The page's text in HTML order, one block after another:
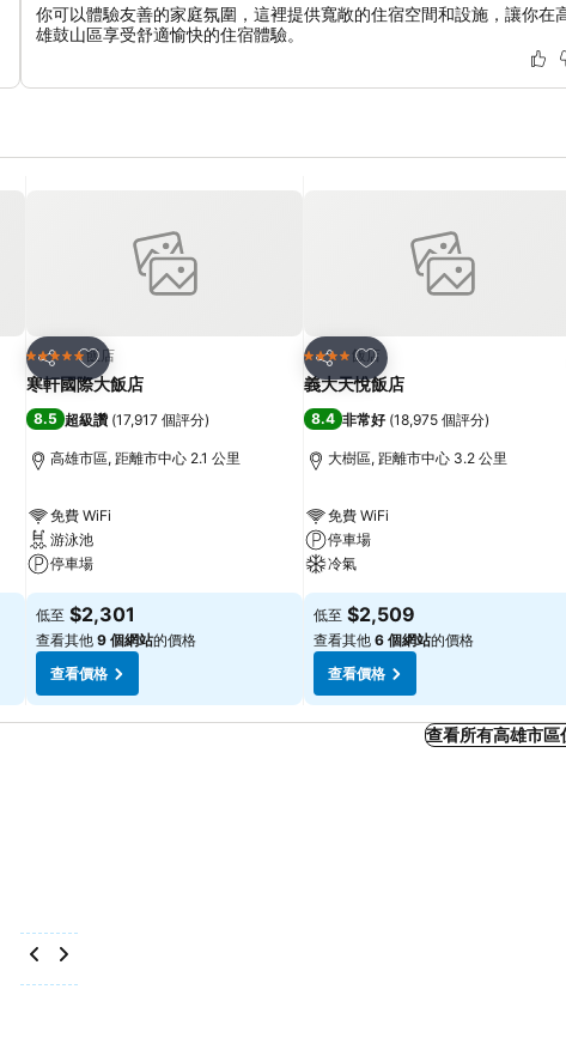
你可以體驗友善的家庭氛圍，這裡提供寬敞的住宿空間和設施，讓你在
雄鼓山區享受舒適愉快的住宿體驗。
分享
加入我的最愛
5 星級 飯店
寒軒國際大飯店
8.5 超級讚 (17,917 個評分)
高雄市區, 距離市中心 2.1 公里
免費 WiFi
游泳池
停車場
低至 $2,301
查看其他 9 個網站的價格
查看價格
分享
加入我的最愛
4 星級 飯店
義大天悅飯店
8.4 非常好 (18,975 個評分)
大樹區, 距離市中心 3.2 公里
免費 WiFi
停車場
冷氣
低至 $2,509
查看其他 6 個網站的價格
查看價格
查看所有高雄市區